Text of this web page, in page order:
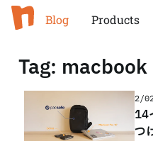
Blog Products
Tag:
2/
14
つ